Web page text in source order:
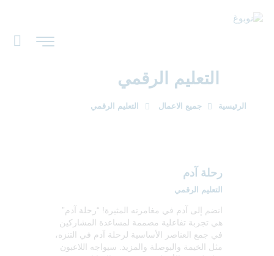
التعليم الرقمي
الرئيسية جميع الاعمال التعليم الرقمي
رحلة آدم
التعليم الرقمي
انضم إلى آدم في مغامرته المثيرة! “رحلة آدم”
هي تجربة تفاعلية مصممة لمساعدة المشاركين
في جمع العناصر الأساسية لرحلة آدم في التنزه،
مثل الخيمة والبوصلة والمزيد. سيواجه اللاعبون